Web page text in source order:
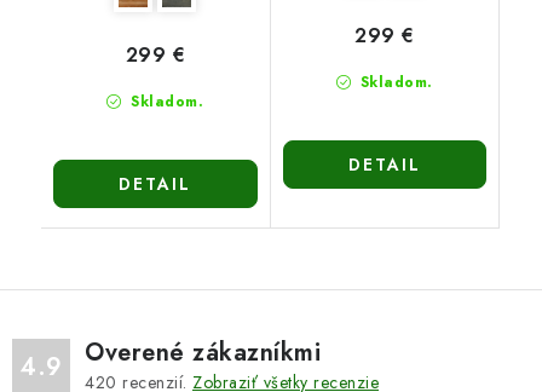
Skladom.
299 €
DETAIL
Skladom.
299 €
DETAIL
4.9 Overené zákazníkmi
420 recenzií. Zobraziť všetky recenzie